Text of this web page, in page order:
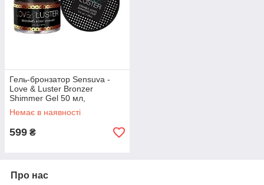
Гель-бронзатор Sensuva -
Love & Luster Bronzer
Shimmer Gel 50 мл,
короткострокова засмага, з
вітаміном Е
Немає в наявності
599 ₴
Про нас